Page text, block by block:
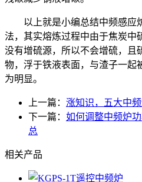
以上就是小编总结中频感应
法，其实熔炼过程中由于焦炭中
没有增硫源，所以不会增硫，且
物，浮于铁液表面，与渣子一起
为明显。
上一篇： 涨知识，五大中
下一篇： 如何调整中频炉
总
相关产品